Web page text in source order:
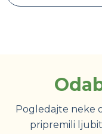
Pogledajte neke
pripremili